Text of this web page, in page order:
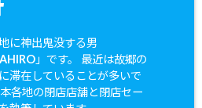
に神出鬼没する男
」です。 最近は故郷の
滞在していることが多いで
各地の閉店店舗と閉店セー